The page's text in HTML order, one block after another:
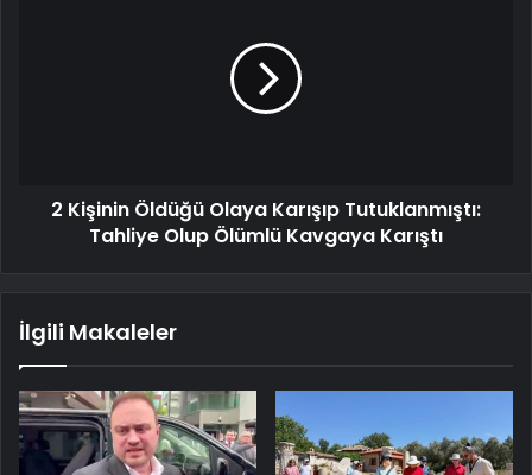
2 Kişinin Öldüğü Olaya Karışıp Tutuklanmıştı:
Tahliye Olup Ölümlü Kavgaya Karıştı
İlgili Makaleler